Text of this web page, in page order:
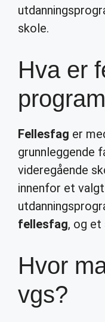
skole.
Hva er
Fellesfag er
grunnleggende
videregående
innenfor et
fellesfag, og
Hvor
vgs?